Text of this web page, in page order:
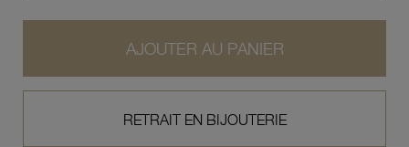
AJOUTER AU PANIER
RETRAIT EN BIJOUTERIE